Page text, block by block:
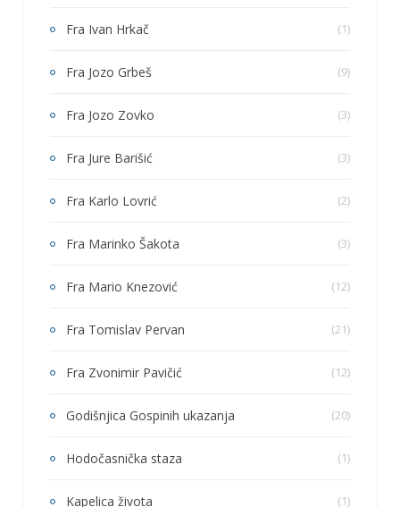
Fra Ivan Hrkač (1)
Fra Jozo Grbeš (9)
Fra Jozo Zovko (3)
Fra Jure Barišić (3)
Fra Karlo Lovrić (2)
Fra Marinko Šakota (3)
Fra Mario Knezović (12)
Fra Tomislav Pervan (21)
Fra Zvonimir Pavičić (12)
Godišnjica Gospinih ukazanja (20)
Hodočasnička staza (1)
Kapelica života (1)